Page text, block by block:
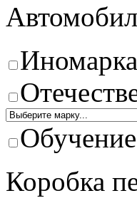
Иномарка
Коробка